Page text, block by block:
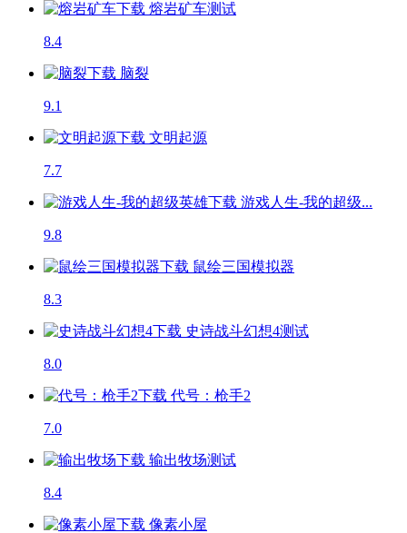
熔岩矿车测试
8.4
脑裂
9.1
文明起源
7.7
游戏人生-我的超级...
9.8
鼠绘三国模拟器
8.3
史诗战斗幻想4测试
8.0
代号：枪手2
7.0
输出牧场测试
8.4
像素小屋